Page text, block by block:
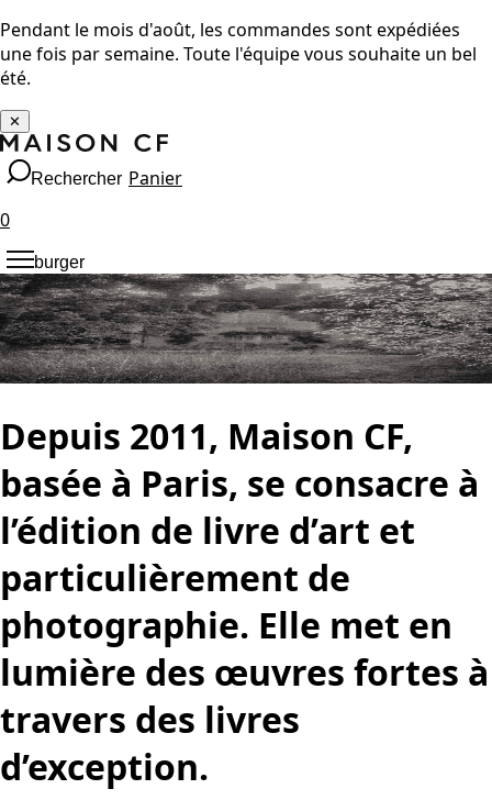
Pendant le mois d'août, les commandes sont expédiées
une fois par semaine. Toute l'équipe vous souhaite un bel
été.
✕
Rechercher Panier
0
burger
Depuis 2011, Maison CF,
basée à Paris, se consacre à
l’édition de livre d’art et
particulièrement de
photographie. Elle met en
lumière des œuvres fortes à
travers des livres
d’exception.